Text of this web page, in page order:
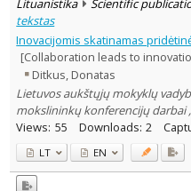
Subject area
Economics
Text language
Country of publication
Historical periods
Lithuanian place names
Journal
Lituanistika
Scientific
tekstas
Inovacijomis skatinamas
[Collaboration leads to
Ditkus, Donatas
Lietuvos aukštųjų mokyklų
mokslininkų konferencijų darbai ,
Views: 55 Downloads: 2
LT EN